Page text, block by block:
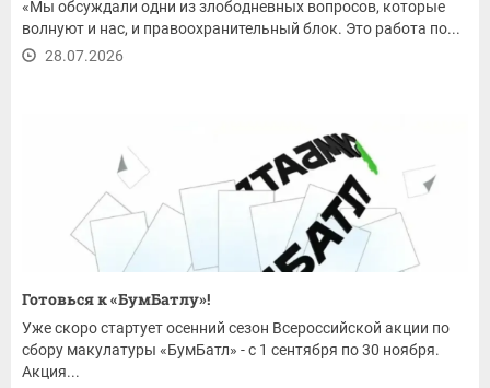
«Мы обсуждали одни из злободневных вопросов, которые
волнуют и нас, и правоохранительный блок. Это работа по...
28.07.2026
Готовься к «БумБатлу»!
Уже скоро стартует осенний сезон Всероссийской акции по
сбору макулатуры «БумБатл» - с 1 сентября по 30 ноября.
Акция...